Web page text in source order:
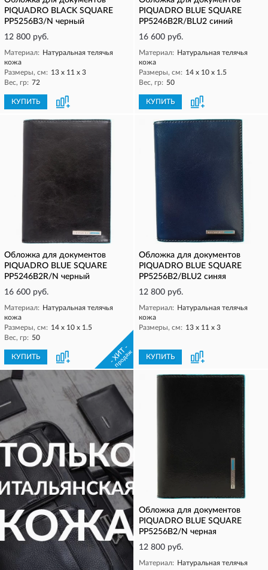
PIQUADRO BLACK SQUARE
PP5256B3/N черный
12 800 руб.
Материал: Натуральная телячья
кожа
Размеры, см: 13 х 11 х 3
Вес, гр: 72
КУПИТЬ
PIQUADRO BLUE SQUARE
PP5246B2R/BLU2 синий
16 600 руб.
Материал: Натуральная телячья
кожа
Размеры, см: 14 х 10 х 1.5
Вес, гр: 50
КУПИТЬ
Обложка для документов
PIQUADRO BLUE SQUARE
PP5246B2R/N черный
16 600 руб.
Материал: Натуральная телячья
кожа
Размеры, см: 14 х 10 х 1.5
Вес, гр: 50
КУПИТЬ - ХИТ -
продаж
Обложка для документов
PIQUADRO BLUE SQUARE
PP5256B2/BLU2 синяя
12 800 руб.
Материал: Натуральная телячья
кожа
Размеры, см: 13 х 11 х 3
КУПИТЬ
Обложка для документов
PIQUADRO BLUE SQUARE
PP5256B2/N черная
12 800 руб.
Материал: Натуральная телячья